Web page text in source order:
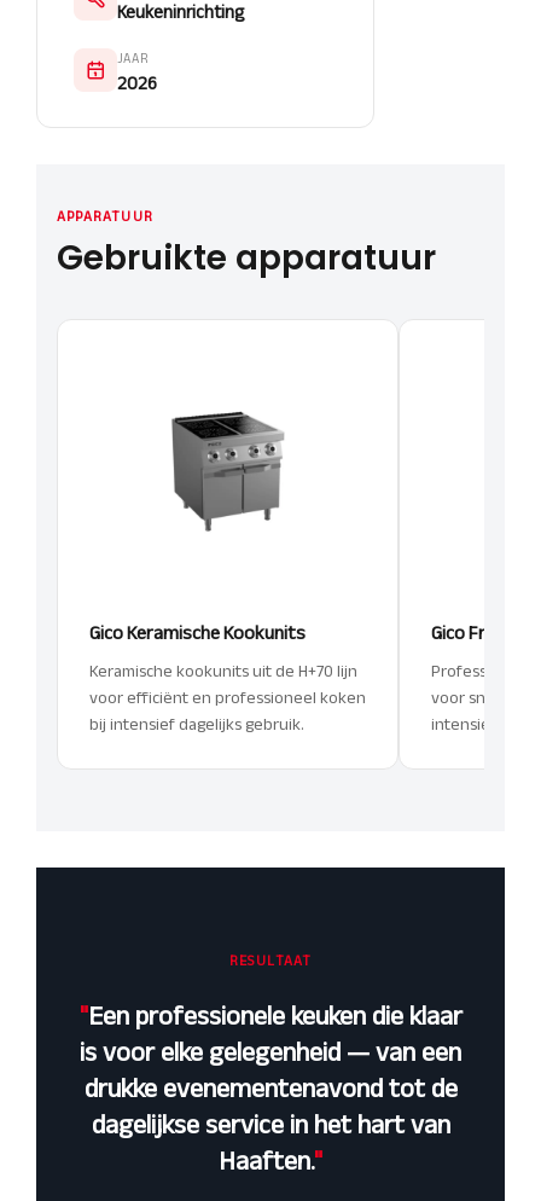
Keukeninrichting
JAAR
2026
APPARATUUR
Gebruikte apparatuur
Gico Keramische Kookunits
Keramische kookunits uit de H+70 lijn
voor efficiënt en professioneel koken
bij intensief dagelijks gebruik.
Gico Friteuse
Professionele
voor snelle
intensief
RESULTAAT
"Een professionele keuken die klaar
is voor elke gelegenheid — van een
drukke evenementenavond tot de
dagelijkse service in het hart van
Haaften."